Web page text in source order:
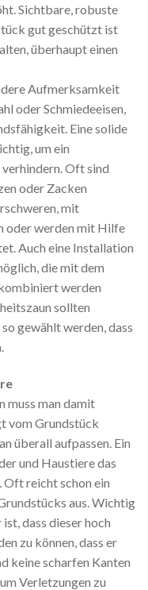
Sichtbare, robuste
gut geschützt ist
überhaupt einen
Aufmerksamkeit
oder Schmiedeeisen,
Eine solide
um ein
Oft sind
oder Zacken
mit
oder werden mit Hilfe
Auch eine Installation
die mit dem
werden
sollten
gewählt werden, dass
muss man damit
vom Grundstück
überall aufpassen. Ein
und Haustiere das
Oft reicht schon ein
aus. Wichtig
dass dieser hoch
zu können, dass er
keine scharfen Kanten
Verletzungen zu